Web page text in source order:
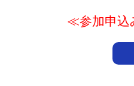
≪参加申込